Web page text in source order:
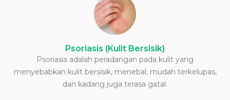
Psoriasis (Kulit Bersisik)
Psoriasis adalah peradangan pada kulit yang
menyebabkan kulit bersisik, menebal, mudah terkelupas,
dan kadang juga terasa gatal.